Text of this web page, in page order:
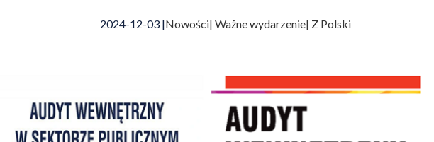
2024-12-03 |Nowości| Ważne wydarzenie| Z Polski